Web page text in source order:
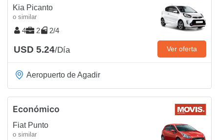
Kia Picanto
o similar
4 2 2/4
USD 5.24/Día Ver oferta
Aeropuerto de Agadir
Económico
Fiat Punto
o similar